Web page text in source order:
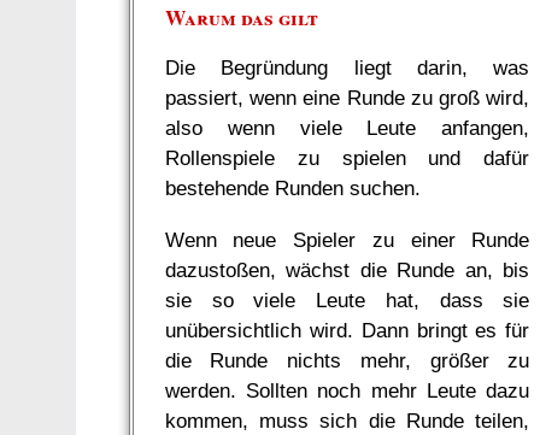
Warum das gilt
Die Begründung liegt darin, was
passiert, wenn eine Runde zu groß wird,
also wenn viele Leute anfangen,
Rollenspiele zu spielen und dafür
bestehende Runden suchen.
Wenn neue Spieler zu einer Runde
dazustoßen, wächst die Runde an, bis
sie so viele Leute hat, dass sie
unübersichtlich wird. Dann bringt es für
die Runde nichts mehr, größer zu
werden. Sollten noch mehr Leute dazu
kommen, muss sich die Runde teilen,